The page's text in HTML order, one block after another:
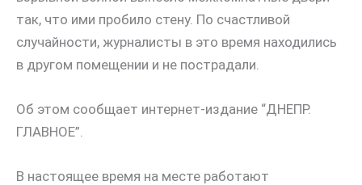
так, что ими пробило стену. По счастливой
случайности, журналисты в это время находились
в другом помещении и не пострадали.
Об этом сообщает интернет-издание “ДНЕПР.
ГЛАВНОЕ”.
В настоящее время на месте работают